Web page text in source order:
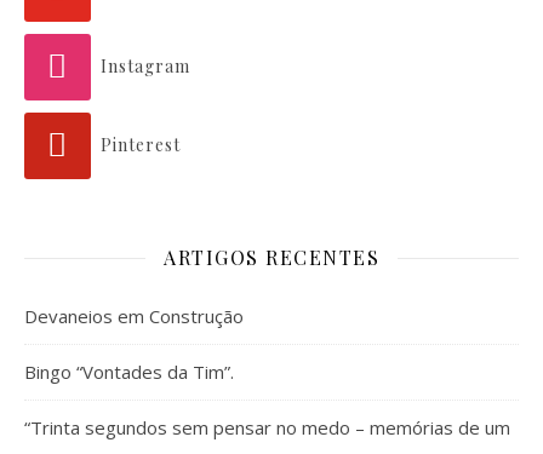
Instagram
Pinterest
ARTIGOS RECENTES
Devaneios em Construção
Bingo “Vontades da Tim”.
“Trinta segundos sem pensar no medo – memórias de um